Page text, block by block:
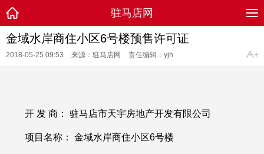
驻马店网
金域水岸商住小区6号楼预售许可证
2018-05-25 09:53 来源：驻马店网 责任编辑：yjh
开 发 商： 驻马店市天宇房地产开发有限公司
项目名称： 金域水岸商住小区6号楼